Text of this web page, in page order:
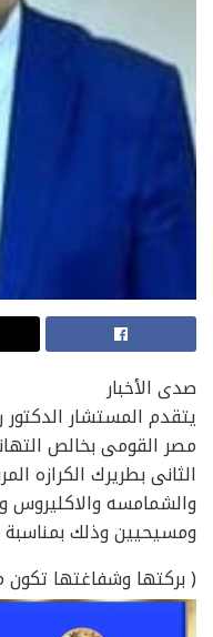
صدى الأخبار
يتقدم المستشار
مصر القومى بخالص
الثانى بطريرك الكرازه
والشمامسه
ومسيحيين وذلك بمناسبة
( بركتها وشفاغتها تكون